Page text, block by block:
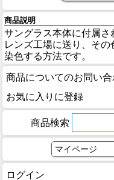
お
イン
商品説明
サングラス本体に付属
レンズ工場に送り、そ
染色する方法です。
商品についてのお問い
お気に入りに登録
商品検索
マイページ
ログイン